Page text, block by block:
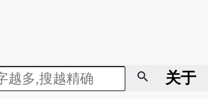
search 关于